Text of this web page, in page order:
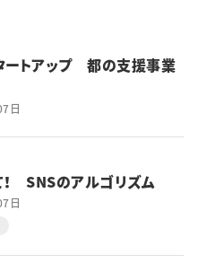
ートアップ 都の支援事業
日
！ SNSのアルゴリズム
日